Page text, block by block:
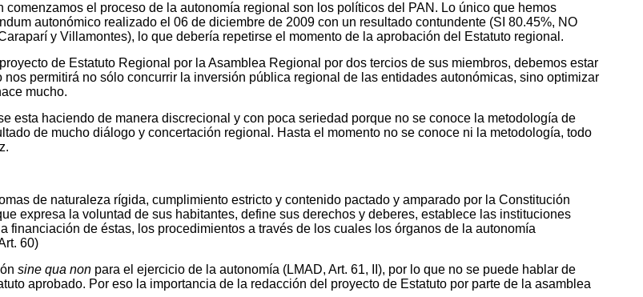
el proceso de la autonomía regional son los políticos del PAN. Lo único que hemos
autonómico realizado el 06 de diciembre de 2009 con un resultado contundente (SI 80.45%, NO
y Villamontes), lo que debería repetirse el momento de la aprobación del Estatuto regional.
de Estatuto Regional por la Asamblea Regional por dos tercios de sus miembros, debemos estar
permitirá no sólo concurrir la inversión pública regional de las entidades autonómicas, sino optimizar
mucho.
esta haciendo de manera discrecional y con poca seriedad porque no se conoce la metodología de
de mucho diálogo y concertación regional. Hasta el momento no se conoce ni la metodología, todo
de naturaleza rígida, cumplimiento estricto y contenido pactado y amparado por la Constitución
expresa la voluntad de sus habitantes, define sus derechos y deberes, establece las instituciones
de éstas, los procedimientos a través de los cuales los órganos de la autonomía
60)
sine qua non para el ejercicio de la autonomía (LMAD, Art. 61, II), por lo que no se puede hablar de
aprobado. Por eso la importancia de la redacción del proyecto de Estatuto por parte de la asamblea